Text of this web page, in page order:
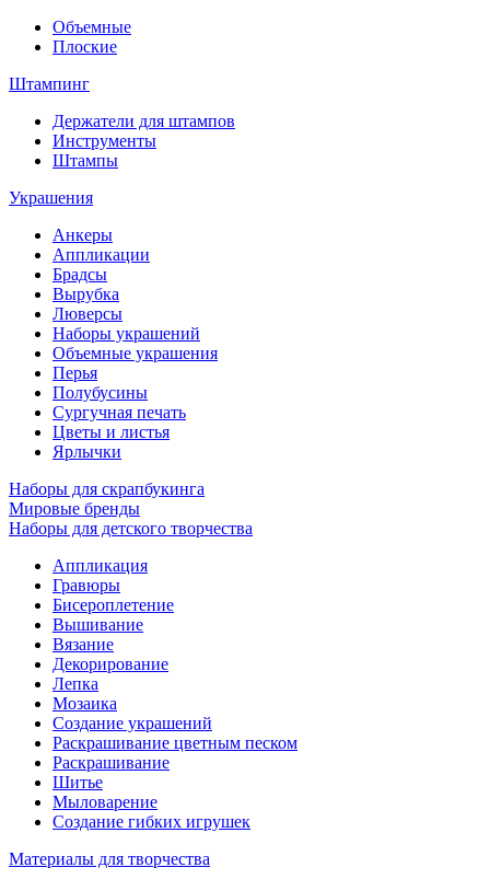
Объемные
Плоские
Штампинг
Держатели для штампов
Инструменты
Штампы
Украшения
Анкеры
Аппликации
Брадсы
Вырубка
Люверсы
Наборы украшений
Объемные украшения
Перья
Полубусины
Сургучная печать
Цветы и листья
Ярлычки
Наборы для скрапбукинга
Мировые бренды
Наборы для детского творчества
Аппликация
Гравюры
Бисероплетение
Вышивание
Вязание
Декорирование
Лепка
Мозаика
Создание украшений
Раскрашивание цветным песком
Раскрашивание
Шитье
Мыловарение
Создание гибких игрушек
Материалы для творчества